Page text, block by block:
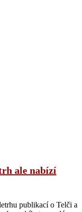
ale nabízí
publikací o Telči a